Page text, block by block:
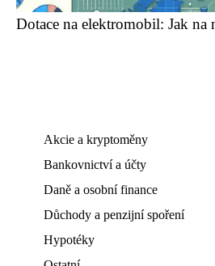
Dotace na elektromobil: Jak na
Akcie a kryptoměny
Bankovnictví a účty
Daně a osobní finance
Důchody a penzijní spoření
Hypotéky